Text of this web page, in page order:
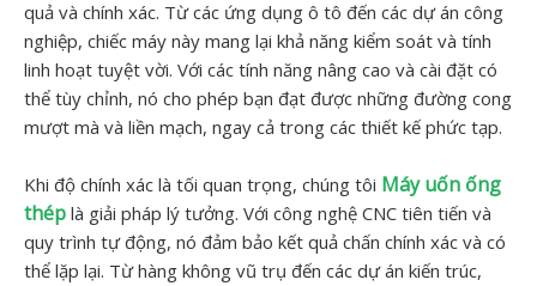
quả và chính xác. Từ các ứng dụng ô tô đến các dự án công
nghiệp, chiếc máy này mang lại khả năng kiểm soát và tính
linh hoạt tuyệt vời. Với các tính năng nâng cao và cài đặt có
thể tùy chỉnh, nó cho phép bạn đạt được những đường cong
mượt mà và liền mạch, ngay cả trong các thiết kế phức tạp.
Khi độ chính xác là tối quan trọng, chúng tôi Máy uốn ống
thép là giải pháp lý tưởng. Với công nghệ CNC tiên tiến và
quy trình tự động, nó đảm bảo kết quả chấn chính xác và có
thể lặp lại. Từ hàng không vũ trụ đến các dự án kiến ​​trúc,